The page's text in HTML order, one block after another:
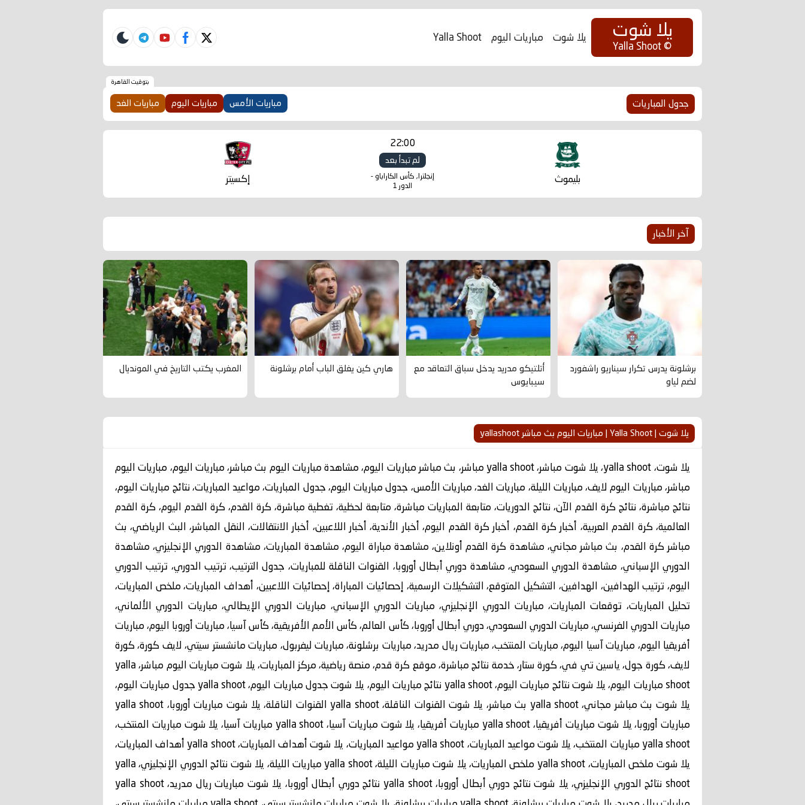
يلا شوت
© Yalla Shoot
يلا شوت مباريات اليوم Yalla Shoot
twitter
facebook
youtube
telegram
skin
بتوقيت القاهرة
جدول المباريات مباريات الأمس مباريات اليوم مباريات الغد
بليموث
22:00
لم تبدأ بعد
إنجلترا, كأس الكاراباو -
الدور 1
إكسيتر
آخر الأخبار
برشلونة يدرس تكرار سيناريو راشفورد
لضم لياو
أتلتيكو مدريد يدخل سباق التعاقد مع
سيبايوس
هاري كين يغلق الباب أمام برشلونة المغرب يكتب التاريخ في المونديال
يلا شوت | Yalla Shoot | مباريات اليوم بث مباشر yallashoot
يلا شوت، yalla shoot، يلا شوت مباشر، yalla shoot مباشر، بث مباشر مباريات اليوم، مشاهدة مباريات اليوم بث مباشر، مباريات اليوم، مباريات اليوم
مباشر، مباريات اليوم لايف، مباريات الليلة، مباريات الغد، مباريات الأمس، جدول مباريات اليوم، جدول المباريات، مواعيد المباريات، نتائج مباريات اليوم،
نتائج مباشرة، نتائج كرة القدم الآن، نتائج الدوريات، متابعة المباريات مباشرة، متابعة لحظية، تغطية مباشرة، كرة القدم، كرة القدم اليوم، كرة القدم
العالمية، كرة القدم العربية، أخبار كرة القدم، أخبار كرة القدم اليوم، أخبار الأندية، أخبار اللاعبين، أخبار الانتقالات، النقل المباشر، البث الرياضي، بث
مباشر كرة القدم، بث مباشر مجاني، مشاهدة كرة القدم أونلاين، مشاهدة مباراة اليوم، مشاهدة المباريات، مشاهدة الدوري الإنجليزي، مشاهدة
الدوري الإسباني، مشاهدة الدوري السعودي، مشاهدة دوري أبطال أوروبا، القنوات الناقلة للمباريات، جدول الترتيب، ترتيب الدوري، ترتيب الدوري
اليوم، ترتيب الهدافين، الهدافين، التشكيل المتوقع، التشكيلات الرسمية، إحصائيات المباراة، إحصائيات اللاعبين، أهداف المباريات، ملخص المباريات،
تحليل المباريات، توقعات المباريات، مباريات الدوري الإنجليزي، مباريات الدوري الإسباني، مباريات الدوري الإيطالي، مباريات الدوري الألماني،
مباريات الدوري الفرنسي، مباريات الدوري السعودي، دوري أبطال أوروبا، كأس العالم، كأس الأمم الأفريقية، كأس آسيا، مباريات أوروبا اليوم، مباريات
أفريقيا اليوم، مباريات آسيا اليوم، مباريات المنتخب، مباريات ريال مدريد، مباريات برشلونة، مباريات ليفربول، مباريات مانشستر سيتي، لايف كورة، كورة
لايف، كورة جول، ياسين تي في، كورة ستار، خدمة نتائج مباشرة، موقع كرة قدم، منصة رياضية، مركز المباريات، يلا شوت مباريات اليوم مباشر، yalla
shoot مباريات اليوم، يلا شوت نتائج مباريات اليوم، yalla shoot نتائج مباريات اليوم، يلا شوت جدول مباريات اليوم، yalla shoot جدول مباريات اليوم،
يلا شوت بث مباشر مجاني، yalla shoot بث مباشر، يلا شوت القنوات الناقلة، yalla shoot القنوات الناقلة، يلا شوت مباريات أوروبا، yalla shoot
مباريات أوروبا، يلا شوت مباريات أفريقيا، yalla shoot مباريات أفريقيا، يلا شوت مباريات آسيا، yalla shoot مباريات آسيا، يلا شوت مباريات المنتخب،
yalla shoot مباريات المنتخب، يلا شوت مواعيد المباريات، yalla shoot مواعيد المباريات، يلا شوت أهداف المباريات، yalla shoot أهداف المباريات،
يلا شوت ملخص المباريات، yalla shoot ملخص المباريات، يلا شوت مباريات الليلة، yalla shoot مباريات الليلة، يلا شوت نتائج الدوري الإنجليزي، yalla
shoot نتائج الدوري الإنجليزي، يلا شوت نتائج دوري أبطال أوروبا، yalla shoot نتائج دوري أبطال أوروبا، يلا شوت مباريات ريال مدريد، yalla shoot